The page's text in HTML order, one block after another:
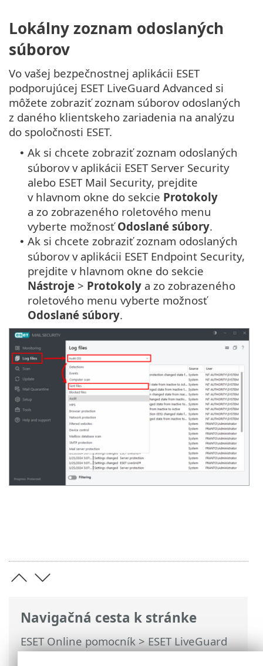
Navigačná cesta k stránke
ESET Online pomocník>ESET LiveGuard
Advanced>Používanie ESET LiveGuard
Lokálny zoznam odoslaných
súborov
Vo vašej bezpečnostnej aplikácii ESET
podporujúcej ESET LiveGuard Advanced si
môžete zobraziť zoznam súborov odoslaných
z daného klientskeho zariadenia na analýzu
do spoločnosti ESET.
• Ak si chcete zobraziť zoznam odoslaných
súborov v aplikácii ESET Server Security
alebo ESET Mail Security, prejdite
v hlavnom okne do sekcie Protokoly
a zo zobrazeného roletového menu
vyberte možnosťOdoslané súbory.
• Ak si chcete zobraziť zoznam odoslaných
súborov v aplikácii ESET Endpoint Security,
prejdite v hlavnom okne do sekcie
Nástroje > Protokoly a zo zobrazeného
roletového menu vyberte možnosť
Odoslané súbory.